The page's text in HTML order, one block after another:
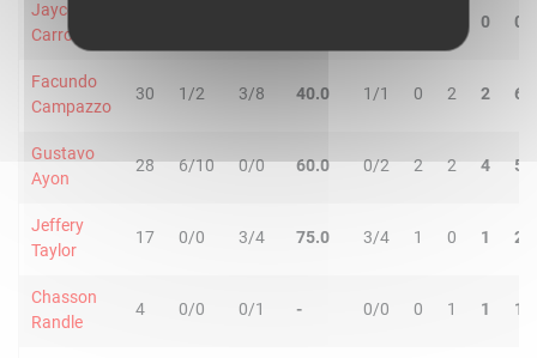
Jaycee
Carroll
0 0
Facundo
Campazzo
30 1/2 3/8 40.0 1/1 0 2 2 6
Gustavo
Ayon
28 6/10 0/0 60.0 0/2 2 2 4 5
Jeffery
Taylor
17 0/0 3/4 75.0 3/4 1 0 1 2
Chasson
Randle
4 0/0 0/1 - 0/0 0 1 1 1